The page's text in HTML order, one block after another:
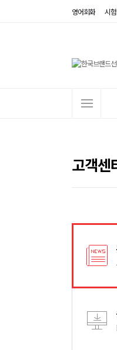
영어회화 시
뉴
고객센